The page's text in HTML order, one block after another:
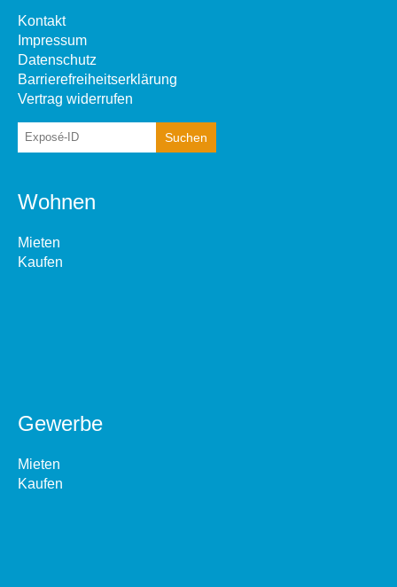
Kontakt
Impressum
Datenschutz
Barrierefreiheitserklärung
Vertrag widerrufen
Wohnen
Mieten
Kaufen
Gewerbe
Mieten
Kaufen